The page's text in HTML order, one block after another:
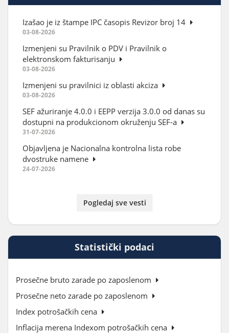
Izašao je iz štampe IPC časopis Revizor broj 14
03-08-2026
Izmenjeni su Pravilnik o PDV i Pravilnik o
elektronskom fakturisanju
03-08-2026
Izmenjeni su pravilnici iz oblasti akciza
03-08-2026
SEF ažuriranje 4.0.0 i EEPP verzija 3.0.0 od danas su
dostupni na produkcionom okruženju SEF-a
31-07-2026
Objavljena je Nacionalna kontrolna lista robe
dvostruke namene
24-07-2026
Pogledaj sve vesti
Statistički podaci
Prosečne bruto zarade po zaposlenom
Prosečne neto zarade po zaposlenom
Index potrošačkih cena
Inflacija merena Indexom potrošačkih cena